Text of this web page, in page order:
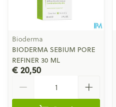
Bioderma
BIODERMA SEBIUM PORE
REFINER 30 ML
€ 20,50